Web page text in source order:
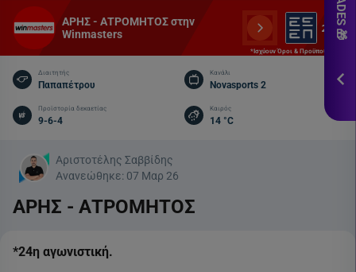
ΑΡΗΣ - ΑΤΡΟΜΗΤΟΣ στην
Winmasters
*Ισχύουν Όροι & Προϋποθέσεις
Διαιτητής
Παπαπέτρου
Κανάλι
Novasports 2
Προϊστορία δεκαετίας
9-6-4
Καιρός
14 °C
Αριστοτέλης Σαββίδης
Ανανεώθηκε: 07 Μαρ 26
ΑΡΗΣ - ΑΤΡΟΜΗΤΟΣ
*24η αγωνιστική.